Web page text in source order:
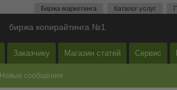
Биржа маркетинга Каталог услуг
биржа копирайтинга №1
Заказчику Магазин статей Сервис
Новые сообщения